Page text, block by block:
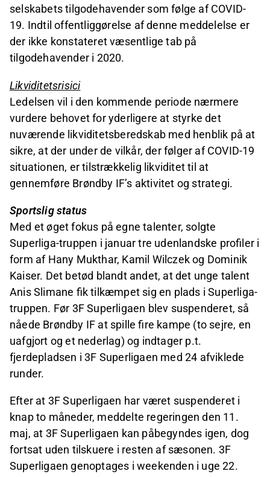
selskabets tilgodehavender som følge af COVID-
19. Indtil offentliggørelse af denne meddelelse er
der ikke konstateret væsentlige tab på
tilgodehavender i 2020.
Likviditetsrisici
Ledelsen vil i den kommende periode nærmere
vurdere behovet for yderligere at styrke det
nuværende likviditetsberedskab med henblik på at
sikre, at der under de vilkår, der følger af COVID-19
situationen, er tilstrækkelig likviditet til at
gennemføre Brøndby IF’s aktivitet og strategi.
Sportslig status
Med et øget fokus på egne talenter, solgte
Superliga-truppen i januar tre udenlandske profiler i
form af Hany Mukthar, Kamil Wilczek og Dominik
Kaiser. Det betød blandt andet, at det unge talent
Anis Slimane fik tilkæmpet sig en plads i Superliga-
truppen. Før 3F Superligaen blev suspenderet, så
nåede Brøndby IF at spille fire kampe (to sejre, en
uafgjort og et nederlag) og indtager p.t.
fjerdepladsen i 3F Superligaen med 24 afviklede
runder.
Efter at 3F Superligaen har været suspenderet i
knap to måneder, meddelte regeringen den 11.
maj, at 3F Superligaen kan påbegyndes igen, dog
fortsat uden tilskuere i resten af sæsonen. 3F
Superligaen genoptages i weekenden i uge 22.